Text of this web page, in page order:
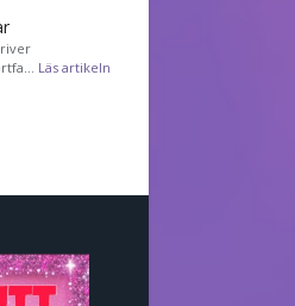
Läs artikeln